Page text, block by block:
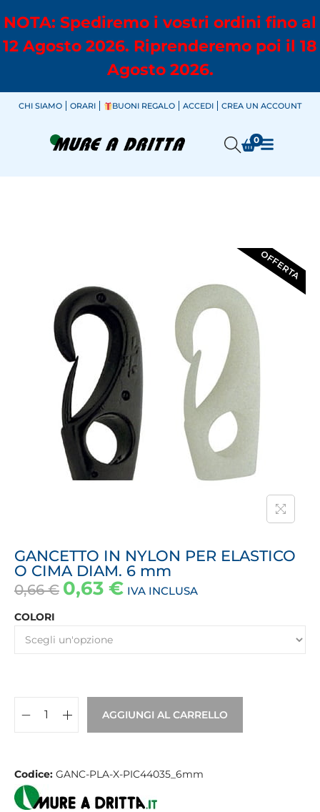
NOTA: Spediremo i vostri ordini fino al
12 Agosto 2026. Riprenderemo poi il 18
Agosto 2026.
CHI SIAMO ORARI BUONI REGALO ACCEDI CREA UN ACCOUNT
0
OFFERTA
GANCETTO IN NYLON PER ELASTICO
O CIMA DIAM. 6 mm
0,66€ 0,63 € IVA INCLUSA
COLORI
AGGIUNGI AL CARRELLO
Codice: GANC-PLA-X-PIC44035_6mm